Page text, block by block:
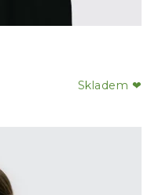
Skladem ❤